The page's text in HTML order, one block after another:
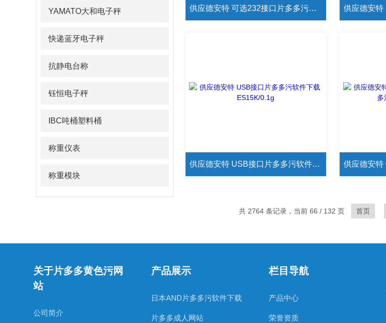
YAMATO大和电子秤
快递蓝牙电子秤
抗静电台称
钰恒电子秤
IBC吨桶塑料桶
称重仪表
称重模块
供应德安特 可选232接口片多多污软件下载 ES50K/0.1g
供应德安特 USB接口片多多污软件下载 ES15K/0.1g
共 2764 条记录，当前 66 / 132 页 首页
关于片多多黄色污网
站
公司简介
产品展示
日本AND片多多污软件下载
片多多成人网站
栏目导航
产品中心
荣誉资质